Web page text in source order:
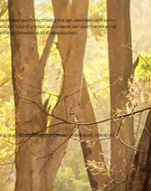
Wissen auch nachhaltig festigst, wechseln sich Lern-
Tutor-Funktion auf unserer Lernplattform kannst
Einheiten à 42 € dazubuchen.
ist ortsunabhängig und findet online statt. Wenn du